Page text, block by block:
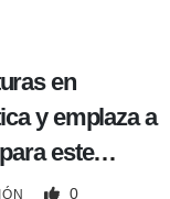
en
y emplaza a
este
0